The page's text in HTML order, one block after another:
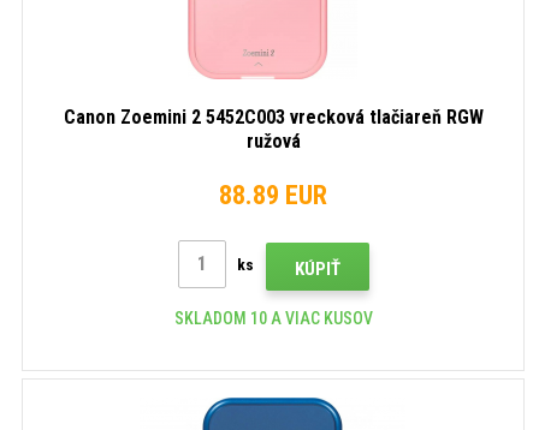
Canon Zoemini 2 5452C003 vrecková tlačiareň RGW
ružová
88.89 EUR
ks KÚPIŤ
SKLADOM 10 A VIAC KUSOV